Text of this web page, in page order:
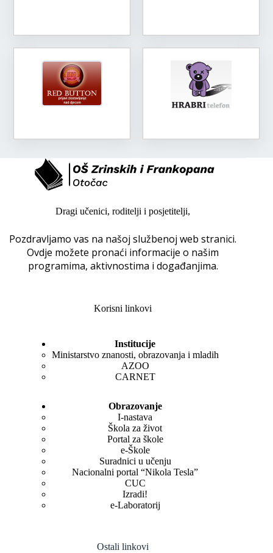
Dragi učenici, roditelji i posjetitelji,
Pozdravljamo vas na našoj službenoj web stranici.
Ovdje možete pronaći informacije o našim
programima, aktivnostima i događanjima.
Korisni linkovi
Institucije
Ministarstvo znanosti, obrazovanja i mladih
AZOO
CARNET
Obrazovanje
I-nastava
Škola za život
Portal za škole
e-Škole
Suradnici u učenju
Nacionalni portal “Nikola Tesla”
CUC
Izradi!
e-Laboratorij
Ostali linkovi